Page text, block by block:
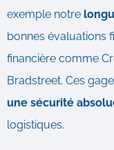
exemple notre
bonnes évaluations
financière comme
Bradstreet. Ces
une sécurité
logistiques.